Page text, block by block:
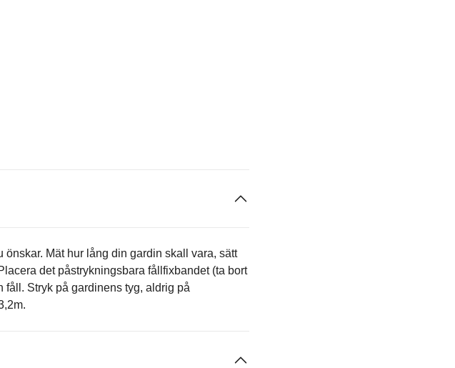
Mät hur lång din gardin skall vara, sätt
det påstrykningsbara fållfixbandet (ta bort
Stryk på gardinens tyg, aldrig på